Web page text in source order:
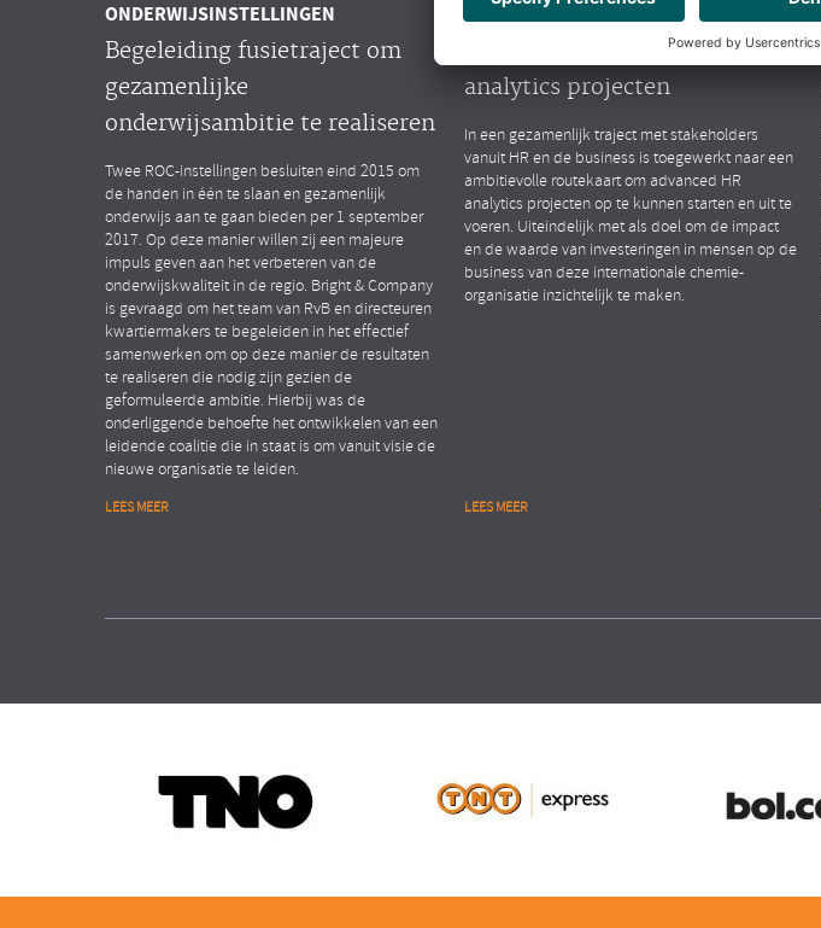
ONDERWIJSINSTELLINGEN
Begeleiding fusietraject om
gezamenlijke
onderwijsambitie te realiseren
Twee ROC-instellingen besluiten eind 2015 om
de handen in één te slaan en gezamenlijk
onderwijs aan te gaan bieden per 1 september
2017. Op deze manier willen zij een majeure
impuls geven aan het verbeteren van de
onderwijskwaliteit in de regio. Bright & Company
is gevraagd om het team van RvB en directeuren
kwartiermakers te begeleiden in het effectief
samenwerken om op deze manier de resultaten
te realiseren die nodig zijn gezien de
geformuleerde ambitie. Hierbij was de
onderliggende behoefte het ontwikkelen van een
leidende coalitie die in staat is om vanuit visie de
nieuwe organisatie te leiden.
LEES MEER
MULTINATIONAL CHEMIESECTOR
Opstarten van advanced HR
analytics projecten
In een gezamenlijk traject met stakeholders
vanuit HR en de business is toegewerkt naar een
ambitievolle routekaart om advanced HR
analytics projecten op te kunnen starten en uit te
voeren. Uiteindelijk met als doel om de impact
en de waarde van investeringen in mensen op de
business van deze internationale chemie-
organisatie inzichtelijk te maken.
LEES MEER
Financiële dienstverlening
Public